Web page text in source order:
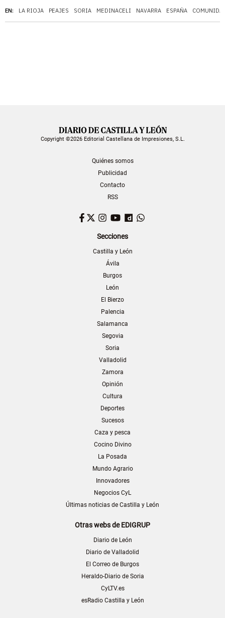
EN: LA RIOJA PEAJES SORIA MEDINACELI NAVARRA ESPAÑA
Copyright ©2026 Editorial Castellana de Impresiones, S.L.
Quiénes somos
Publicidad
Contacto
RSS
Facebook
TwitterInstagram
YouTubeDailymotion
Secciones
Castilla y León
Ávila
Burgos
León
El Bierzo
Palencia
Salamanca
Segovia
Soria
Valladolid
Zamora
Opinión
Cultura
Deportes
Sucesos
Caza y pesca
Cocino Divino
La Posada
Mundo Agrario
Innovadores
Negocios CyL
Últimas noticias de Castilla y León
Otras webs de EDIGRUP
Diario de León
Diario de Valladolid
El Correo de Burgos
Heraldo-Diario de Soria
CyLTV.es
esRadio Castilla y León